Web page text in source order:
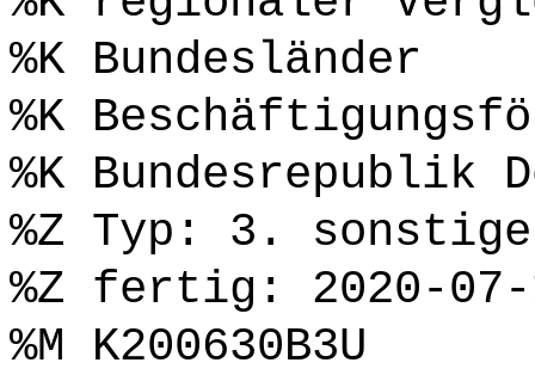
%K Bundesländer
%K
%K Bundesrepublik
%Z Typ: 3.
%Z fertig: 2020-07-
%M K200630B3U